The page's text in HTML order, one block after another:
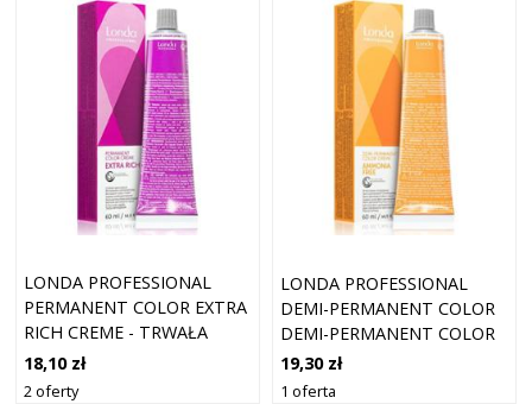
LONDA PROFESSIONAL
PERMANENT COLOR EXTRA
RICH CREME - TRWAŁA
KREMOWA KOLORYZACJA
DO WŁOSÓW 7/4
18,10 zł
2 oferty
LONDA PROFESSIONAL
DEMI-PERMANENT COLOR
DEMI-PERMANENT COLOR
CREME DEMI-
PERMANENTNA FARBA DO
19,30 zł
1 oferta